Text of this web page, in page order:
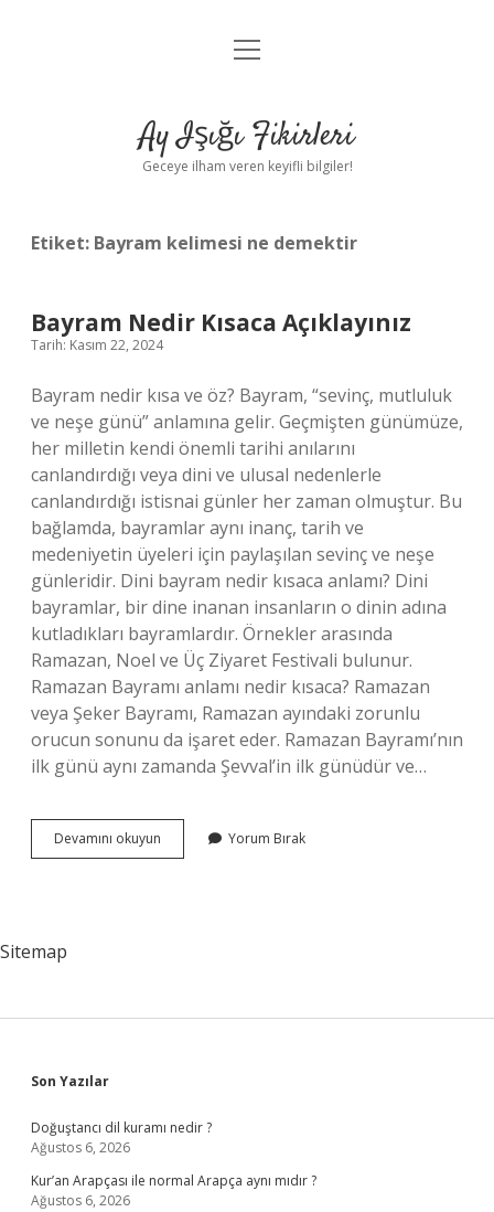
Anasayfa
Yasal Uyarı
menüyü
Ay Işığı Fikirleri
Geceye ilham veren keyifli bilgiler!
Etiket: Bayram kelimesi ne demektir
Bayram Nedir Kısaca Açıklayınız
Tarih: Kasım 22, 2024
Bayram nedir kısa ve öz? Bayram, “sevinç, mutluluk
ve neşe günü” anlamına gelir. Geçmişten günümüze,
her milletin kendi önemli tarihi anılarını
canlandırdığı veya dini ve ulusal nedenlerle
canlandırdığı istisnai günler her zaman olmuştur. Bu
bağlamda, bayramlar aynı inanç, tarih ve
medeniyetin üyeleri için paylaşılan sevinç ve neşe
günleridir. Dini bayram nedir kısaca anlamı? Dini
bayramlar, bir dine inanan insanların o dinin adına
kutladıkları bayramlardır. Örnekler arasında
Ramazan, Noel ve Üç Ziyaret Festivali bulunur.
Ramazan Bayramı anlamı nedir kısaca? Ramazan
veya Şeker Bayramı, Ramazan ayındaki zorunlu
orucun sonunu da işaret eder. Ramazan Bayramı’nın
ilk günü aynı zamanda Şevval’in ilk günüdür ve…
Devamını okuyun
Nedir
Yorum Bırak
Sitemap
Sidebar
Son Yazılar
Doğuştancı dil kuramı nedir ?
Ağustos 6, 2026
Kur’an Arapçası ile normal Arapça aynı mıdır ?
Ağustos 6, 2026